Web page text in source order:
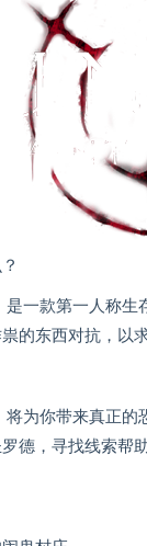
是一款第一人称
的东西对抗，以
将为你带来真正
德，寻找线索帮助